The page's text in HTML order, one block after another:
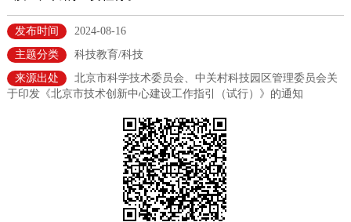
政策兑现
决策公开 专题公开
法人服务
利企服务
发布时间
2024-08-16
主题分类
科技教育/科技
来源出处
北京市科学技术委员会、中关村科技园区管理委员会关
于印发《北京市技术创新中心建设工作指引（试行）》的通知